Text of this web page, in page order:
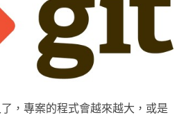
repository
，專案的程式會越來越大，或是